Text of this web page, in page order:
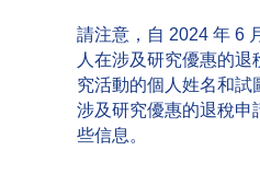
請注意，自 2024 年 6
人在涉及研究優惠的
究活動的個人姓名和
涉及研究優惠的退稅申
些信息。